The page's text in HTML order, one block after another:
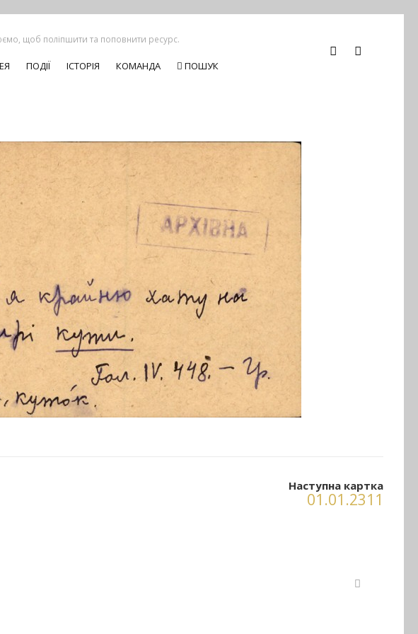
щоб поліпшити та поповнити ресурс.
ПОДІЇ ІСТОРІЯ КОМАНДА ПОШУК
Наступна картка
01.01.2311